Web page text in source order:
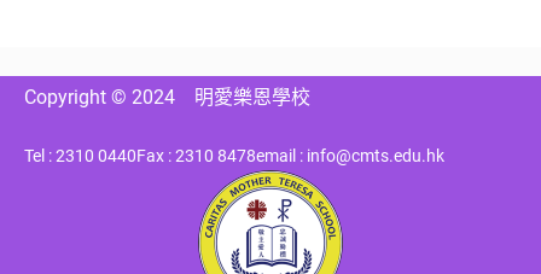
Copyright © 2024 明愛樂恩學校
Tel : 2310 0440Fax : 2310 8478email : info@cmts.edu.hk